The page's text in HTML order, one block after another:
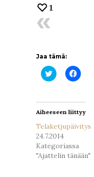
1
Jaa tämä:
Jaa Jaa
Aiheeseen liittyy
Telaketjupäivitys
24.7.2014
Kategoriassa
"Ajattelin tänään"